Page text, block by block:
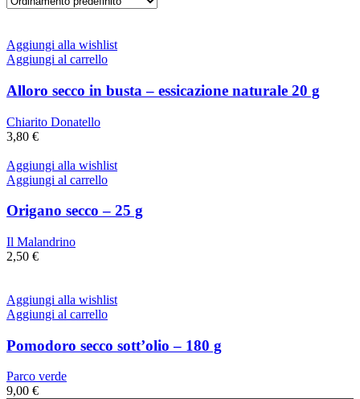
Aggiungi alla wishlist
Aggiungi al carrello
Alloro secco in busta – essicazione naturale 20 g
Chiarito Donatello
3,80 €
Aggiungi alla wishlist
Aggiungi al carrello
Origano secco – 25 g
Il Malandrino
2,50 €
Aggiungi alla wishlist
Aggiungi al carrello
Pomodoro secco sott’olio – 180 g
Parco verde
9,00 €